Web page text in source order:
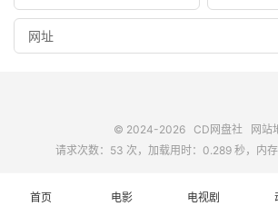
© 2024-2026 CD网盘社
网站
请求次数：53 次，加载用时：0.289 秒，内
首页 电影 电视剧